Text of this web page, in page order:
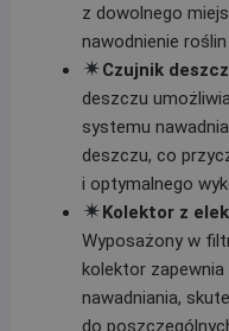
z dowolnego
nawodnienie
Czujnik
deszczu
systemu
deszczu, co
i optymalnego
Kolektor z
Wyposażony w
kolektor zapewnia
nawadniania,
do